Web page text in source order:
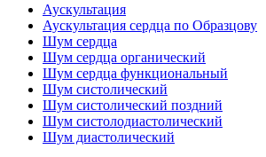
Аускультация
Аускультация сердца по Образцову
Шум сердца
Шум сердца органический
Шум сердца функциональный
Шум систолический
Шум систолический поздний
Шум систолодиастолический
Шум диастолический